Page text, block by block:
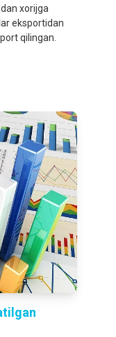
xorijga
eksportidan
qilingan.